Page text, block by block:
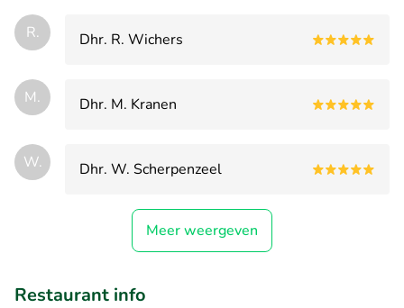
R. Dhr. R. Wichers
M. Dhr. M. Kranen
W. Dhr. W. Scherpenzeel
Meer weergeven
Restaurant info